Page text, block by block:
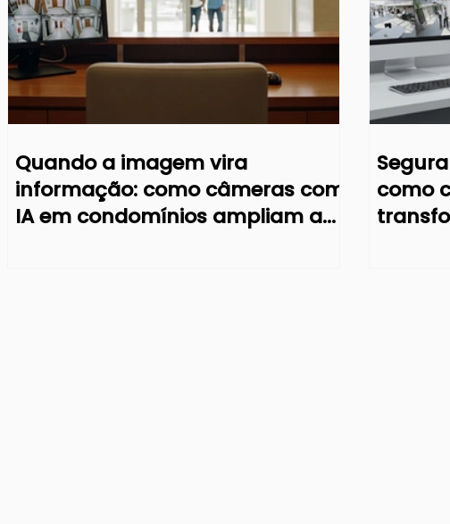
computação em nuvem Consultoria de atendimento
ponto controle de acesso academias academia
Quando a imagem vira
informação: como câmeras com
IA em condomínios ampliam a
como